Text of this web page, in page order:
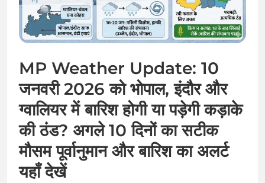
MP Weather Update: 10
जनवरी 2026 को भोपाल, इंदौर और
ग्वालियर में बारिश होगी या पड़ेगी कड़ाके
की ठंड? अगले 10 दिनों का सटीक
मौसम पूर्वानुमान और बारिश का अलर्ट
यहाँ देखें